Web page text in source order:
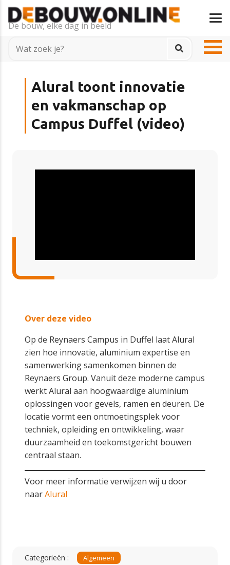
De bouw, elke dag in beeld
Alural toont innovatie
en vakmanschap op
Campus Duffel (video)
Over deze video
Op de Reynaers Campus in Duffel laat Alural
zien hoe innovatie, aluminium expertise en
samenwerking samenkomen binnen de
Reynaers Group. Vanuit deze moderne campus
werkt Alural aan hoogwaardige aluminium
oplossingen voor gevels, ramen en deuren. De
locatie vormt een ontmoetingsplek voor
techniek, opleiding en ontwikkeling, waar
duurzaamheid en toekomstgericht bouwen
centraal staan.
Voor meer informatie verwijzen wij u door
naarAlural
Categorieën : Algemeen